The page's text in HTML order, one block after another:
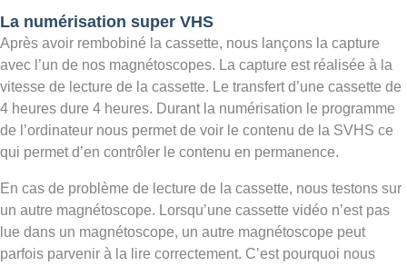
La numérisation super VHS
Après avoir rembobiné la cassette, nous lançons la capture
avec l’un de nos magnétoscopes. La capture est réalisée à la
vitesse de lecture de la cassette. Le transfert d’une cassette de
4 heures dure 4 heures. Durant la numérisation le programme
de l’ordinateur nous permet de voir le contenu de la SVHS ce
qui permet d’en contrôler le contenu en permanence.
En cas de problème de lecture de la cassette, nous testons sur
un autre magnétoscope. Lorsqu’une cassette vidéo n’est pas
lue dans un magnétoscope, un autre magnétoscope peut
parfois parvenir à la lire correctement. C’est pourquoi nous